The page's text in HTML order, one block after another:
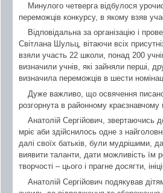
Минулого четверга відбулося
переможців конкурсу, в якому взяв
Відповідальна за організацію і
Світлана Шульц, вітаючи всіх
взяли участь 22 школи, понад 200
визначили учнів, які зайняли перші,
визначила переможців в шести
Дуже важливо, що освячення
розгорнута в районному краєзнавчому
Анатолій Сергійович, звертаючись
мріє аби здійснилось одне з
далі своїх батьків, були мудрішими,
виявити таланти, дати можливість їм
творчості – цього і прагне досягти,
Анатолій Сергійович подякував